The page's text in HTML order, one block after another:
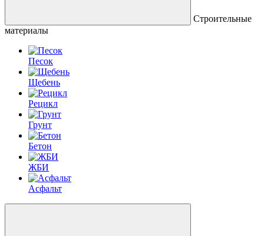
Строительные
материалы
Песок
Щебень
Рецикл
Грунт
Бетон
ЖБИ
Асфальт